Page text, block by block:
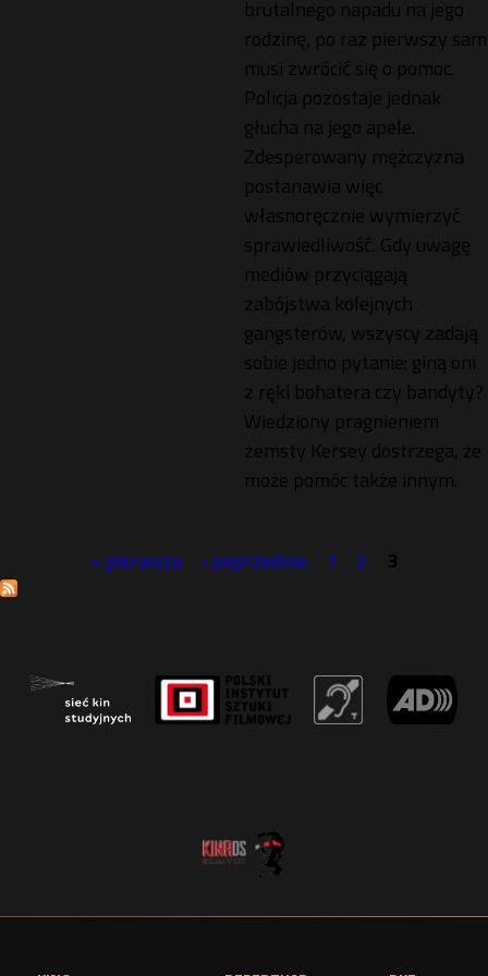
brutalnego napadu na jego
rodzinę, po raz pierwszy sam
musi zwrócić się o pomoc.
Policja pozostaje jednak
głucha na jego apele.
Zdesperowany mężczyzna
postanawia więc
własnoręcznie wymierzyć
sprawiedliwość. Gdy uwagę
mediów przyciągają
zabójstwa kolejnych
gangsterów, wszyscy zadają
sobie jedno pytanie: giną oni
z ręki bohatera czy bandyty?
Wiedziony pragnieniem
zemsty Kersey dostrzega, że
może pomóc także innym.
S
« pierwsza ‹ poprzednia 1 2 3